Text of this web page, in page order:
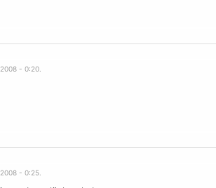
- 0:20.
- 0:25.